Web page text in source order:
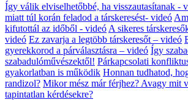
Így válik elviselhetőbbé, ha visszautasítanak -
miatt túl korán feladod a társkeresést- videó
kifutottál az időből - videó A sikeres
videó Ez zavarja a legtöbb társkeresőt – videó
gyerekkorod a párválasztásra – videó Így
szabadulóművészektől! Párkapcsolati
gyakorlatban is működik Honnan tudhatod,
randizol? Mikor mész már férjhez? Avagy mit
tapintatlan kérdésekre?